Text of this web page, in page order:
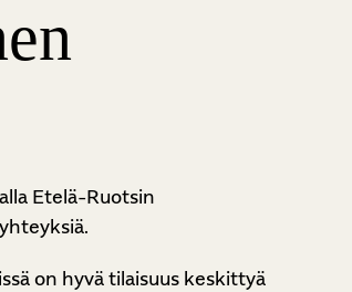
Etelä-Ruotsin
on hyvä tilaisuus keskittyä